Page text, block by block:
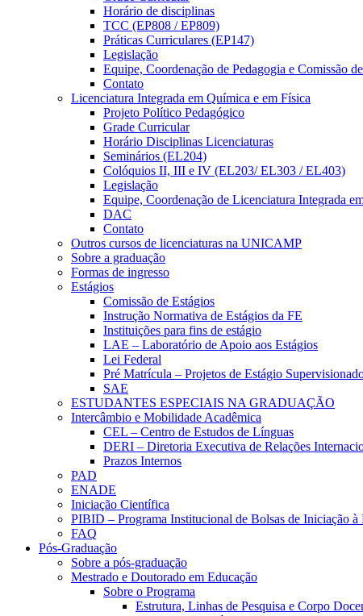
Horário de disciplinas
TCC (EP808 / EP809)
Práticas Curriculares (EP147)
Legislação
Equipe, Coordenação de Pedagogia e Comissão
Contato
Licenciatura Integrada em Química e em Física
Projeto Político Pedagógico
Grade Curricular
Horário Disciplinas Licenciaturas
Seminários (EL204)
Colóquios II, III e IV (EL203/ EL303 / EL403)
Legislação
Equipe, Coordenação de Licenciatura Integrada
DAC
Contato
Outros cursos de licenciaturas na UNICAMP
Sobre a graduação
Formas de ingresso
Estágios
Comissão de Estágios
Instrução Normativa de Estágios da FE
Instituições para fins de estágio
LAE – Laboratório de Apoio aos Estágios
Lei Federal
Pré Matrícula – Projetos de Estágio
SAE
ESTUDANTES ESPECIAIS NA GRADUAÇÃO
Intercâmbio e Mobilidade Acadêmica
CEL – Centro de Estudos de Línguas
DERI – Diretoria Executiva de Relações
Prazos Internos
PAD
ENADE
Iniciação Científica
PIBID – Programa Institucional de Bolsas de Iniciação à
FAQ
Pós-Graduação
Sobre a pós-graduação
Mestrado e Doutorado em Educação
Sobre o Programa
Estrutura, Linhas de Pesquisa e Corpo